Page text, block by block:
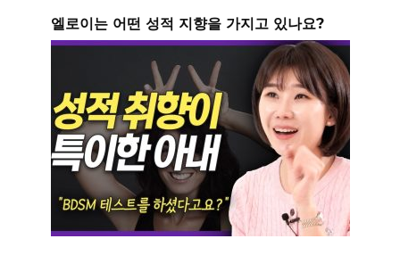
엘로이는 어떤 성적 지향을 가지고 있나요?